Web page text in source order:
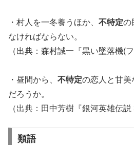
・村人を一冬養うほか、 不特定の
なければならない。
（出典：森村誠一『黒い墜落機(
・昼間から、 不特定の恋人と甘美
だろうか。
（出典：田中芳樹『銀河英雄伝説
類語